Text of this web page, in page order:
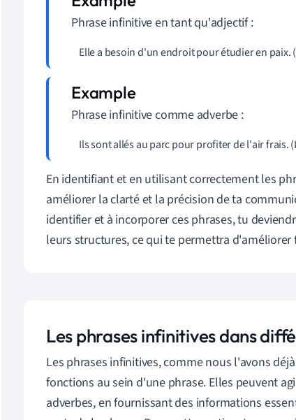
Phrase infinitive en tant qu'adjectif :
Elle a besoin d'un endroit pour étudier en
Phrase infinitive comme adverbe :
Ils sont allés au parc pour profiter de l'air
En identifiant et en utilisant correctement les
améliorer la clarté et la précision de ta
identifier et à incorporer ces phrases, tu
leurs structures, ce qui te permettra
Les phrases infinitives dans
Les phrases infinitives, comme nous l'avons
fonctions au sein d'une phrase. Elles peuvent
adverbes, en fournissant des informations